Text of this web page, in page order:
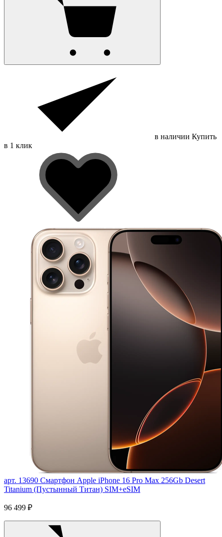
в наличии Купить
в 1 клик
арт. 13690 Смартфон Apple iPhone 16 Pro Max 256Gb Desert
Titanium (Пустынный Титан) SIM+eSIM
96 499 ₽